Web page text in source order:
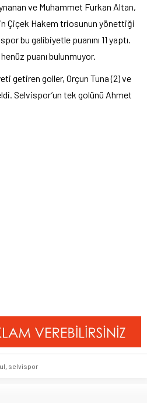
ve Muhammet Furkan Altan,
Çiçek Hakem triosunun yönettiği
bu galibiyetle puanını 11 yaptı.
puanı bulunmuyor.
getiren goller, Orçun Tuna (2) ve
Selvispor’un tek golünü Ahmet
selvispor